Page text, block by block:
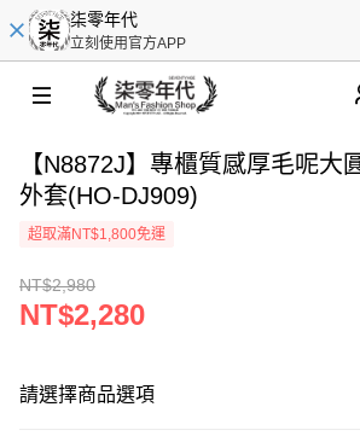
柒零年代
立刻使用官方APP
【N8872J】專櫃質感厚毛呢大
外套(HO-DJ909)
超取滿NT$1,800免運
NT$2,980
NT$2,280
請選擇商品選項